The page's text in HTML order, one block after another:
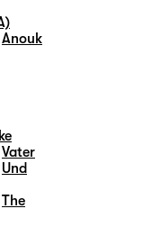
Anouk
Vater
Und
The